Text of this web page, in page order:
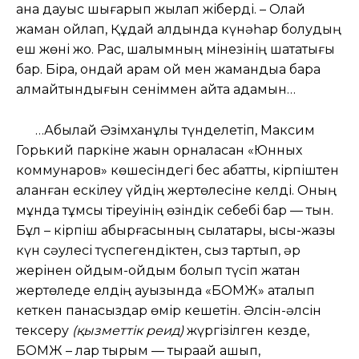
ана дауыс шығарып жылап жіберді. – Олай
жаман ойлап, Құдай алдында күнәһар болудың
еш жөні жоқ. Рас, шалымның мінезінің шатақтығы
бар. Бірақ, ондай арам ой мен жамандыққа бара
алмайтындығын сеніммен айта адамын…
…Абылай Әзімханұлы түнделетіп, Максим
Горький паркіне жақын орналасқан «Юнных
коммунаров» көшесіндегі бес қабатты, кірпіштен
қаланған ескілеу үйдің жертөлесіне келді. Оның
мұнда тұмсық тіреуінің өзіндік себебі бар — тын.
Бұл – кірпіш қабырғасының сылақтары, қысы-жазы
күн сәулесі түспегендіктен, сыз тартып, әр
жерінен ойдым-ойдым болып түсіп жатқан
жертөледе елдің ауызында «БОМЖ» аталып
кеткен панасыздар өмір кешетін. Әлсін-әлсін
тексеру (қызметтік реид)жүргізілген кезде,
БОМЖ – лар тырым — тырақай қашып,